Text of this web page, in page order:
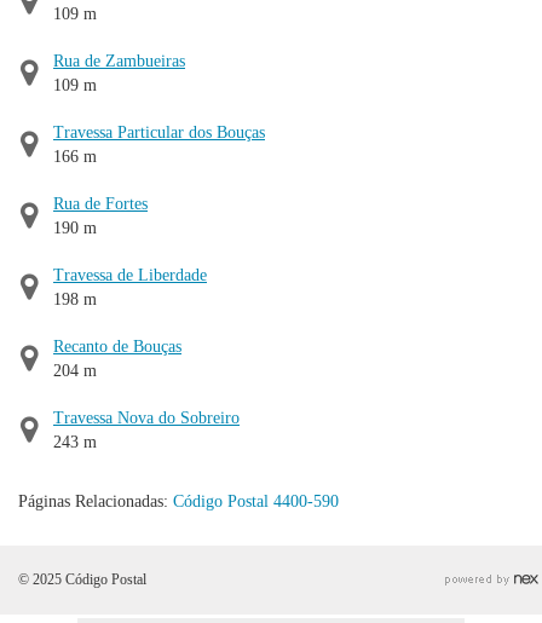
109 m
Rua de Zambueiras
109 m
Travessa Particular dos Bouças
166 m
Rua de Fortes
190 m
Travessa de Liberdade
198 m
Recanto de Bouças
204 m
Travessa Nova do Sobreiro
243 m
Páginas Relacionadas: Código Postal 4400-590
© 2025 Código Postal